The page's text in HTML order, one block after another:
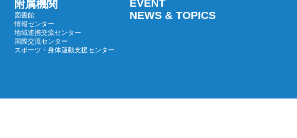
2023年07月
附属機関
図書館
情報センター
地域連携交流センター
国際交流センター
スポーツ・身体運動支援センター
EVENT
NEWS & TOPICS